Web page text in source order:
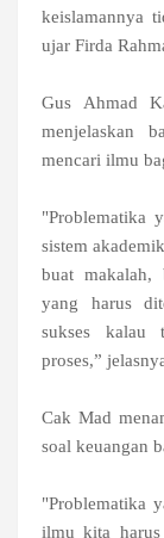
keislamannya
ujar Firda
Gus Ahmad
menjelaskan
mencari ilmu
"Problematika
sistem
buat makalah,
yang harus
sukses kalau
proses,”
Cak Mad
soal keuangan
"Problematika
ilmu kita